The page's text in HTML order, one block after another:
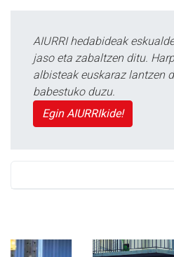
AIURRI hedabideak
jaso eta zabaltzen ditu.
albisteak euskaraz lantzen
babestuko duzu.
Egin AIURRIkide!